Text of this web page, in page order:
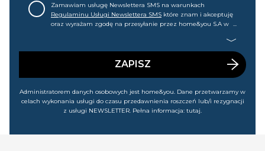
Zamawiam usługę Newslettera SMS na warunkach
Regulaminu Usługi Newslettera SMS które znam i akceptuję
oraz wyrażam zgodę na przesyłanie przez home&you S.A w
wyprzedażach). Wiem, że mogę tę zgodę w każdej chwili
ZAPISZ
Administratorem danych osobowych jest home&you. Dane przetwarzamy w
celach wykonania usługi do czasu przedawnienia roszczeń lub/i rezygnacji
z usługi NEWSLETTER. Pełna informacja: tutaj.